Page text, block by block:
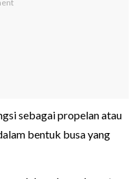
sebagai propelan atau
bentuk busa yang